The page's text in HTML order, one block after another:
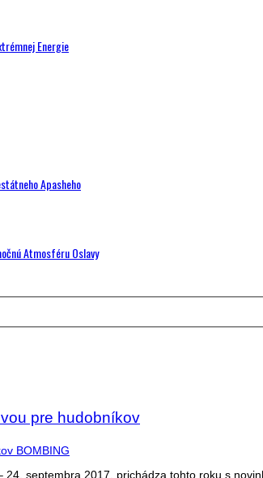
Energie
Apasheho
Atmosféru Oslavy
pre hudobníkov
septembra 2017, prichádza tohto roku s